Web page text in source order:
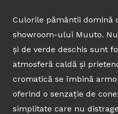
Culorile pământii domină
showroom-ului Muuto.
și de verde deschis sunt
atmosferă caldă și
cromatică se îmbină
oferind o senzație de
simplitate care nu